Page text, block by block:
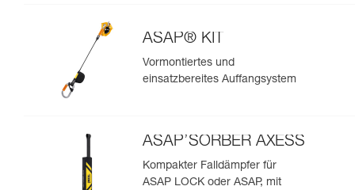
ASAP® KIT
Vormontiertes und
einsatzbereites Auffangsystem
ASAP’SORBER AXESS
Kompakter Falldämpfer für
ASAP LOCK oder ASAP, mit